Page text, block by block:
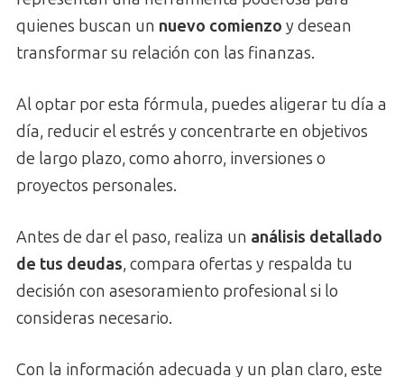
quienes buscan un nuevo comienzo y desean
transformar su relación con las finanzas.
Al optar por esta fórmula, puedes aligerar tu día a
día, reducir el estrés y concentrarte en objetivos
de largo plazo, como ahorro, inversiones o
proyectos personales.
Antes de dar el paso, realiza un análisis detallado
de tus deudas, compara ofertas y respalda tu
decisión con asesoramiento profesional si lo
consideras necesario.
Con la información adecuada y un plan claro, este